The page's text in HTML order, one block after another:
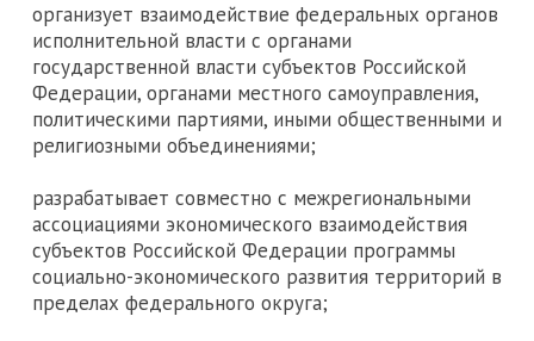
организует взаимодействие федеральных органов
исполнительной власти с органами
государственной власти субъектов Российской
Федерации, органами местного самоуправления,
политическими партиями, иными общественными и
религиозными объединениями;
разрабатывает совместно с межрегиональными
ассоциациями экономического взаимодействия
субъектов Российской Федерации программы
социально-экономического развития территорий в
пределах федерального округа;